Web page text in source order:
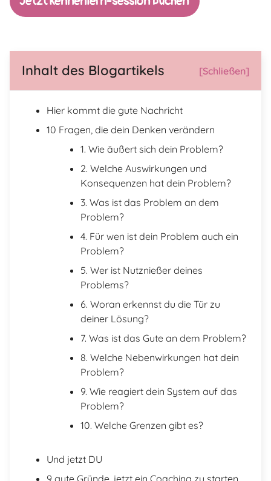
Inhalt des Blogartikels [Schließen]
Hier kommt die gute Nachricht
10 Fragen, die dein Denken verändern
1. Wie äußert sich dein Problem?
2. Welche Auswirkungen und
Konsequenzen hat dein Problem?
3. Was ist das Problem an dem
Problem?
4. Für wen ist dein Problem auch ein
Problem?
5. Wer ist Nutznießer deines
Problems?
6. Woran erkennst du die Tür zu
deiner Lösung?
7. Was ist das Gute an dem Problem?
8. Welche Nebenwirkungen hat dein
Problem?
9. Wie reagiert dein System auf das
Problem?
10. Welche Grenzen gibt es?
Und jetzt DU